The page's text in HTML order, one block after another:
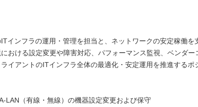
インフラの運用・管理を担当と、ネットワークの安定稼働を
おける設定変更や障害対応、パフォーマンス監視、ベンダー
イアントのITインフラ全体の最適化・安定運用を推進するポ
LAN（有線・無線）の機器設定変更および保守